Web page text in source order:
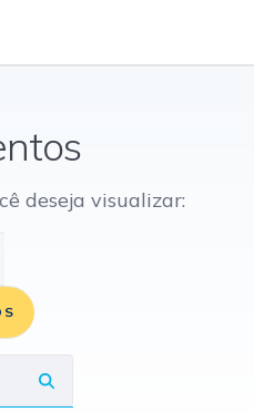
deseja visualizar: